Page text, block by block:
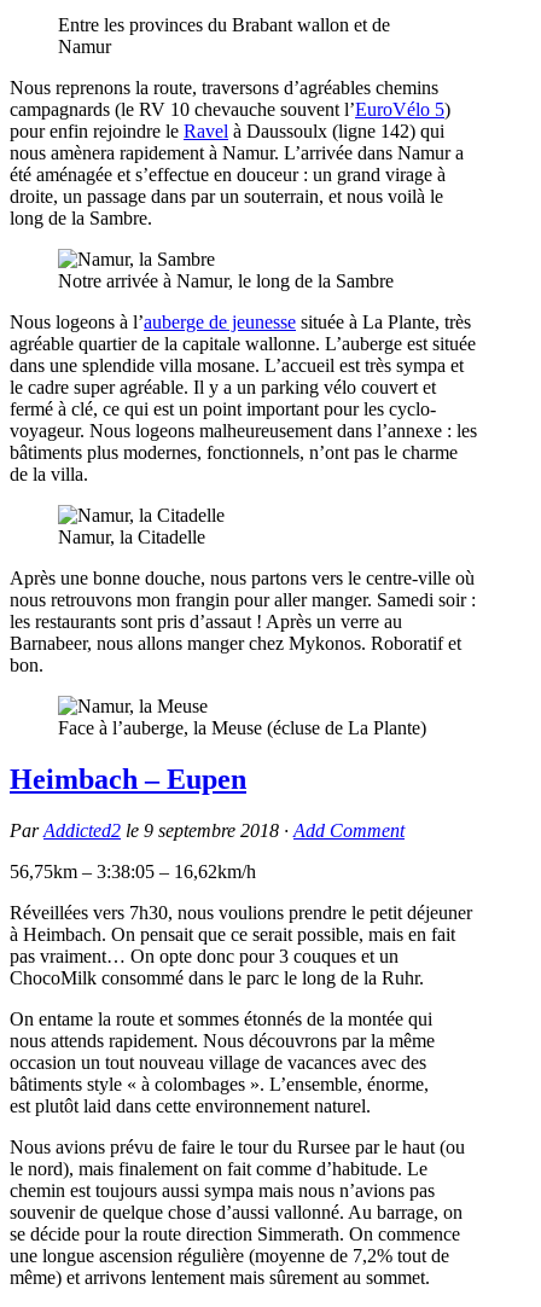
Entre les provinces du Brabant wallon et de
Namur
Nous reprenons la route, traversons d’agréables chemins
campagnards (le RV 10 chevauche souvent l’EuroVélo 5)
pour enfin rejoindre le Ravel à Daussoulx (ligne 142) qui
nous amènera rapidement à Namur. L’arrivée dans Namur a
été aménagée et s’effectue en douceur : un grand virage à
droite, un passage dans par un souterrain, et nous voilà le
long de la Sambre.
Notre arrivée à Namur, le long de la Sambre
Nous logeons à l’auberge de jeunesse située à La Plante, très
agréable quartier de la capitale wallonne. L’auberge est située
dans une splendide villa mosane. L’accueil est très sympa et
le cadre super agréable. Il y a un parking vélo couvert et
fermé à clé, ce qui est un point important pour les cyclo-
voyageur. Nous logeons malheureusement dans l’annexe : les
bâtiments plus modernes, fonctionnels, n’ont pas le charme
de la villa.
Namur, la Citadelle
Après une bonne douche, nous partons vers le centre-ville où
nous retrouvons mon frangin pour aller manger. Samedi soir :
les restaurants sont pris d’assaut ! Après un verre au
Barnabeer, nous allons manger chez Mykonos. Roboratif et
bon.
Face à l’auberge, la Meuse (écluse de La Plante)
Heimbach – Eupen
ParAddicted2 le 9 septembre 2018 · Add Comment
56,75km – 3:38:05 – 16,62km/h
Réveillées vers 7h30, nous voulions prendre le petit déjeuner
à Heimbach. On pensait que ce serait possible, mais en fait
pas vraiment… On opte donc pour 3 couques et un
ChocoMilk consommé dans le parc le long de la Ruhr.
On entame la route et sommes étonnés de la montée qui
nous attends rapidement. Nous découvrons par la même
occasion un tout nouveau village de vacances avec des
bâtiments style « à colombages ». L’ensemble, énorme,
est plutôt laid dans cette environnement naturel.
Nous avions prévu de faire le tour du Rursee par le haut (ou
le nord), mais finalement on fait comme d’habitude. Le
chemin est toujours aussi sympa mais nous n’avions pas
souvenir de quelque chose d’aussi vallonné. Au barrage, on
se décide pour la route direction Simmerath. On commence
une longue ascension régulière (moyenne de 7,2% tout de
même) et arrivons lentement mais sûrement au sommet.